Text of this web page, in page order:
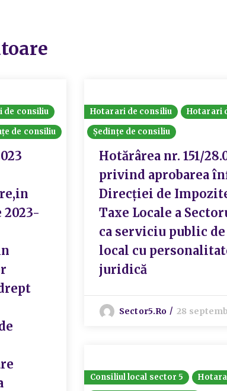
de consiliu
de consiliu
2023-
Hotarari de consiliu
Hotarari
Ședințe de consiliu
Hotărârea nr. 151/
privind aprobarea
Direcției de
Taxe Locale a
ca serviciu public
local cu
juridică
Sector5.ro 28
Consiliul local sector 5